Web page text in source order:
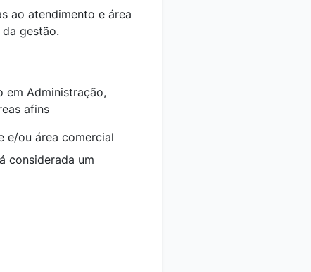
ao atendimento e área
gestão.
em Administração,
afins
e/ou área comercial
considerada um